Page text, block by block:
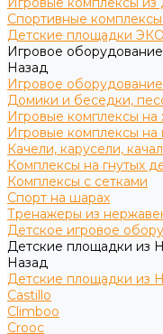
Спортивные
Детские площадки
Игровое
Назад
Игровое
Домики и беседки,
Игровые комплексы на
Игровые комплексы на
Качели, карусели,
Комплексы на гнутых
Комплексы с сетками
Спорт на шарах
Тренажеры из
Детское игровое
Детские площадки из
Назад
Детские площадки из
Castillo
Climboo
Crooc